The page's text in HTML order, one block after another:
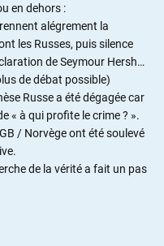
en dehors :
alégrement la
les Russes, puis silence
de Seymour Hersh…
de débat possible)
Russe a été dégagée car
« à qui profite le crime ? ».
/ Norvège ont été soulevé
de la vérité a fait un pas